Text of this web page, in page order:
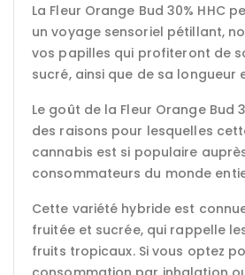
La Fleur Orange Bud 30% HHC
un voyage sensoriel pétillant,
vos papilles qui profiteront de
sucré, ainsi que de sa longueur
Le goût de la Fleur Orange Bud
des raisons pour lesquelles
cannabis est si populaire
consommateurs du monde
Cette variété hybride est
fruitée et sucrée, qui rappelle
fruits tropicaux. Si vous optez